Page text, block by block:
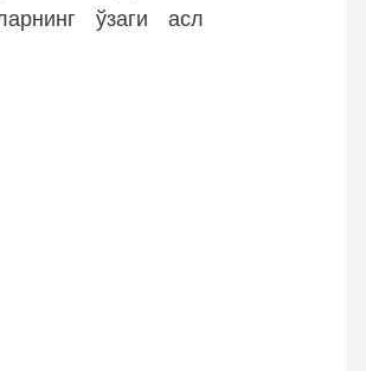
ўзаги асл